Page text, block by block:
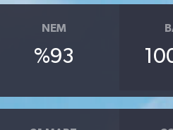
NEM
%93